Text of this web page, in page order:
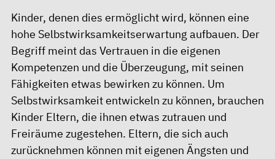
Kinder, denen dies ermöglicht wird, können eine
hohe Selbstwirksamkeitserwartung aufbauen. Der
Begriff meint das Vertrauen in die eigenen
Kompetenzen und die Überzeugung, mit seinen
Fähigkeiten etwas bewirken zu können. Um
Selbstwirksamkeit entwickeln zu können, brauchen
Kinder Eltern, die ihnen etwas zutrauen und
Freiräume zugestehen. Eltern, die sich auch
zurücknehmen können mit eigenen Ängsten und